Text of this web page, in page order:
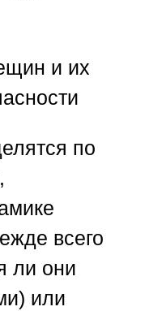
и их
по
всего
ли они
или